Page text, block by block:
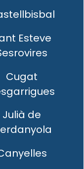
Esteve
Cugat
Julià de